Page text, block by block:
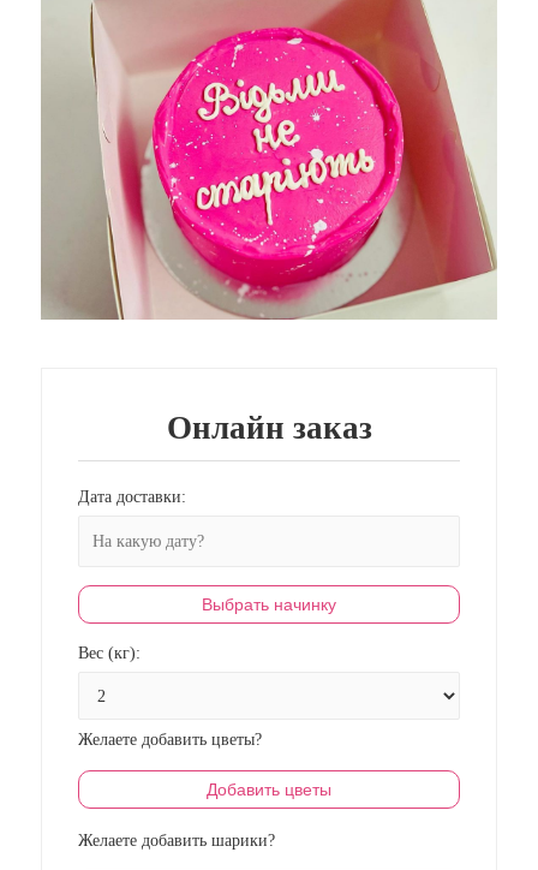
Онлайн заказ
Дата доставки:
Выбрать начинку
Вес (кг):
Желаете добавить цветы?
Добавить цветы
Желаете добавить шарики?